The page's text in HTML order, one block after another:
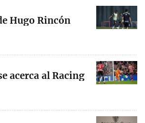
Hugo Rincón
acerca al Racing